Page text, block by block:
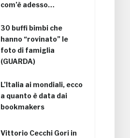
com’è adesso…
30 buffi bimbi che
hanno “rovinato” le
foto di famiglia
(GUARDA)
L’Italia ai mondiali, ecco
a quanto è data dai
bookmakers
Vittorio Cecchi Gori in